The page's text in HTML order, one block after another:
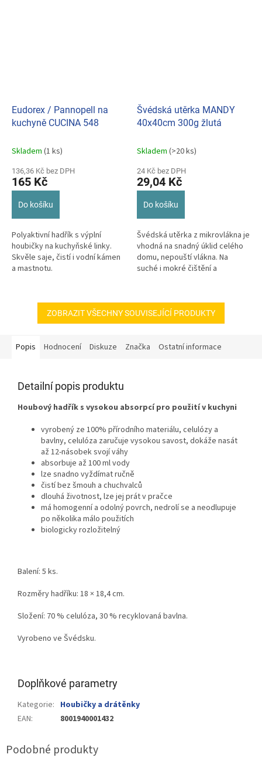
Eudorex / Pannopell na
kuchyně CUCINA 548
Skladem (1 ks)
136,36 Kč bez DPH
165 Kč
Do košíku
Polyaktivní hadřík s výplní
houbičky na kuchyňské linky.
Skvěle saje, čistí i vodní kámen
a mastnotu.
Švédská utěrka MANDY
40x40cm 300g žlutá
Skladem (>20 ks)
24 Kč bez DPH
29,04 Kč
Do košíku
Švédská utěrka z mikrovlákna je
vhodná na snadný úklid celého
domu, nepouští vlákna. Na
suché i mokré čištění a
ZOBRAZIT VŠECHNY SOUVISEJÍCÍ PRODUKTY
Popis Hodnocení Diskuze Značka Ostatní informace
Detailní popis produktu
Houbový hadřík s vysokou absorpcí pro použití v kuchyni
vyrobený ze 100% přírodního materiálu, celulózy a
bavlny, celulóza zaručuje vysokou savost, dokáže nasát
až 12-násobek svojí váhy
absorbuje až 100 ml vody
lze snadno vyždímat ručně
čistí bez šmouh a chuchvalců
dlouhá životnost, lze jej prát v pračce
má homogenní a odolný povrch, nedrolí se a neodlupuje
po několika málo použitích
biologicky rozložitelný
Balení: 5 ks.
Rozměry hadříku: 18 × 18,4 cm.
Složení: 70 % celulóza, 30 % recyklovaná bavlna.
Vyrobeno ve Švédsku.
Doplňkové parametry
Kategorie: Houbičky a drátěnky
EAN: 8001940001432